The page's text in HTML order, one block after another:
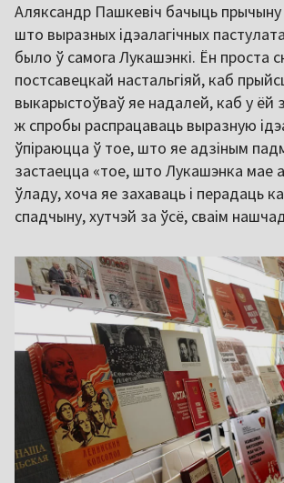
Аляксандр Пашкевіч бачыць прычыну
што выразных ідэалагічных
было ў самога Лукашэнкі. Ён проста
постсавецкай настальгіяй, каб
выкарыстоўваў яе надалей, каб у ёй
ж спробы распрацаваць выразную
ўпіраюцца ў тое, што яе адзіным
застаецца «тое, што Лукашэнка мае
ўладу, хоча яе захаваць і перадаць
спадчыну, хутчэй за ўсё, сваім